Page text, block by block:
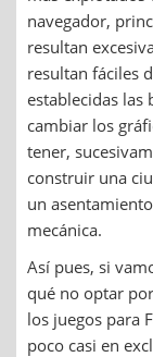
navegador,
resultan
resultan fáciles
establecidas las
cambiar los
tener,
construir una
un
mecánica.
Así pues, si
qué no optar
los juegos para
poco casi en